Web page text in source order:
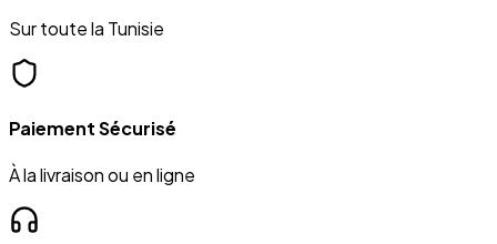
Sur toute la Tunisie
Paiement Sécurisé
À la livraison ou en ligne